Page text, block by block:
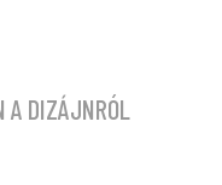
A DIZÁJNRÓL